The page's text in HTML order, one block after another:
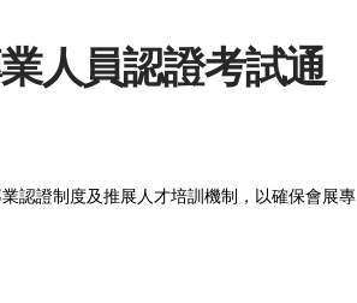
人員認證考試通
認證制度及推展人才培訓機制，以確保會展專